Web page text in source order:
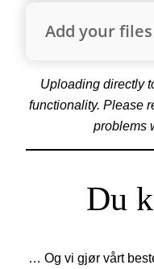
Add your files
Uploading directly
functionality. Please
problems
Du
… Og vi gjør vårt